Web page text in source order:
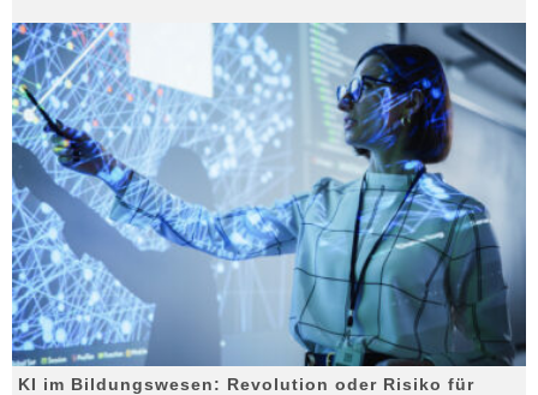
KI im Bildungswesen: Revolution oder Risiko für